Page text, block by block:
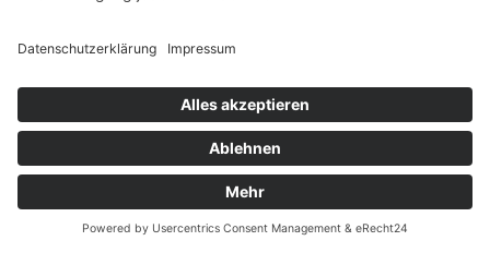
Efrano Musiksaiten Inh. Wolfgang Frank
Alle Produkte anzeigen
Publikationen
CDs
Zubehör & Merchandise
Alle Produkte anzeigen
Alle Produkte anzeigen
König & Meyer